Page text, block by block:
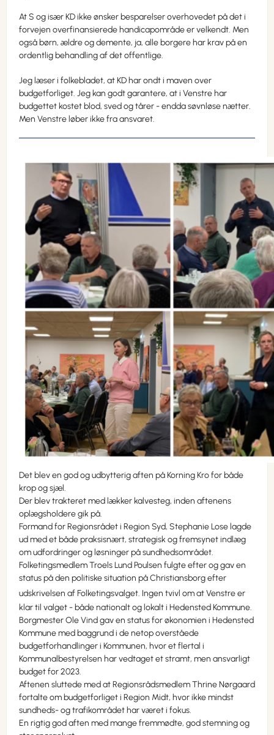
At S og især KD ikke ønsker besparelser overhovedet på det i
forvejen overfinansierede handicapområde er velkendt. Men
også børn, ældre og demente, ja, alle borgere har krav på en
ordentlig behandling af det offentlige.
Jeg læser i folkebladet, at KD har ondt i maven over
budgetforliget. Jeg kan godt garantere, at i Venstre har
budgettet kostet blod, sved og tårer - endda søvnløse nætter.
Men Venstre løber ikke fra ansvaret.
Det blev en god og udbytterig aften på Korning Kro for både
krop og sjæl.
Der blev trakteret med lækker kalvesteg, inden aftenens
oplægsholdere gik på.
Formand for Regionsrådet i Region Syd, Stephanie Lose lagde
ud med et både praksisnært, strategisk og fremsynet indlæg
om udfordringer og løsninger på sundhedsområdet.
Folketingsmedlem Troels Lund Poulsen fulgte efter og gav en
status på den politiske situation på Christiansborg efter
udskrivelsen af Folketingsvalget. Ingen tvivl om at Venstre er
klar til valget - både nationalt og lokalt i Hedensted Kommune.
Borgmester Ole Vind gav en status for økonomien i Hedensted
Kommune med baggrund i de netop overståede
budgetforhandlinger i Kommunen, hvor et flertal i
Kommunalbestyrelsen har vedtaget et stramt, men ansvarligt
budget for 2023.
Aftenen sluttede med at Regionsrådsmedlem Thrine Nørgaard
fortalte om budgetforliget i Region Midt, hvor ikke mindst
sundheds- og trafikområdet har været i fokus.
En rigtig god aften med mange fremmødte, god stemning og